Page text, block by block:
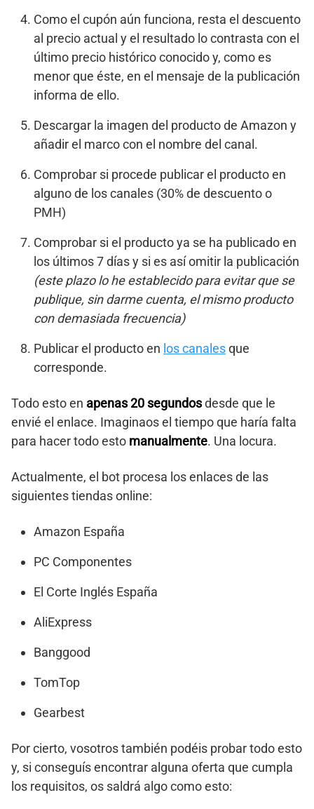
Como el cupón aún funciona, resta el descuento
al precio actual y el resultado lo contrasta con el
último precio histórico conocido y, como es
menor que éste, en el mensaje de la publicación
informa de ello.
Descargar la imagen del producto de Amazon y
añadir el marco con el nombre del canal.
Comprobar si procede publicar el producto en
alguno de los canales (30% de descuento o
PMH)
Comprobar si el producto ya se ha publicado en
los últimos 7 días y si es así omitir la publicación
(este plazo lo he establecido para evitar que se
publique, sin darme cuenta, el mismo producto
con demasiada frecuencia)
Publicar el producto en los canalesque
corresponde.
Todo esto en apenas 20 segundosdesde que le
envié el enlace. Imaginaos el tiempo que haría falta
para hacer todo esto manualmente. Una locura.
Actualmente, el bot procesa los enlaces de las
siguientes tiendas online:
Amazon España
PC Componentes
El Corte Inglés España
AliExpress
Banggood
TomTop
Gearbest
Por cierto, vosotros también podéis probar todo esto
y, si conseguís encontrar alguna oferta que cumpla
los requisitos, os saldrá algo como esto: